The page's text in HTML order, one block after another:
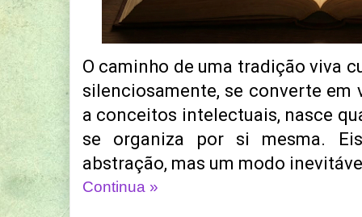
O caminho de uma tradição viva
silenciosamente, se converte em
a conceitos intelectuais, nasce
se organiza por si mesma.
abstração, mas um modo
Continua »